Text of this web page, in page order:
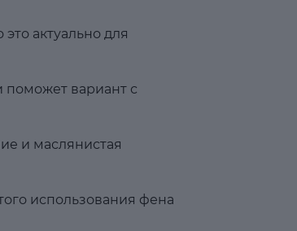
актуально для
поможет вариант с
и маслянистая
использования фена